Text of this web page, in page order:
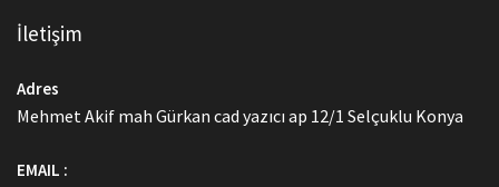
İletişim
Adres
Mehmet Akif mah Gürkan cad yazıcı ap 12/1 Selçuklu Konya
EMAIL :